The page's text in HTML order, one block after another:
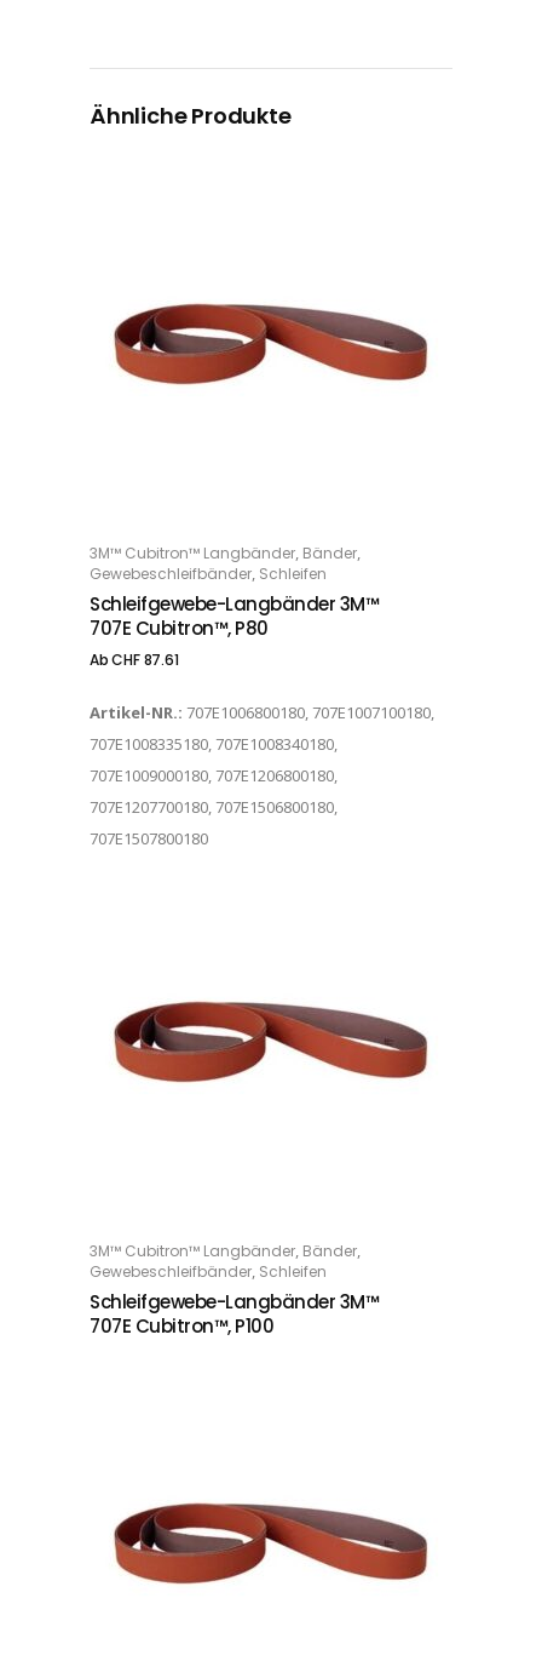
Ähnliche Produkte
OPTIONS
3M™ Cubitron™ Langbänder, Bänder,
Gewebeschleifbänder, Schleifen
Schleifgewebe-Langbänder 3M™
707E Cubitron™, P80
AbCHF87.61
Artikel-NR.: 707E1006800180, 707E1007100180,
707E1008335180, 707E1008340180,
707E1009000180, 707E1206800180,
707E1207700180, 707E1506800180,
707E1507800180
WEITERLESEN
3M™ Cubitron™ Langbänder, Bänder,
Gewebeschleifbänder, Schleifen
Schleifgewebe-Langbänder 3M™
707E Cubitron™, P100